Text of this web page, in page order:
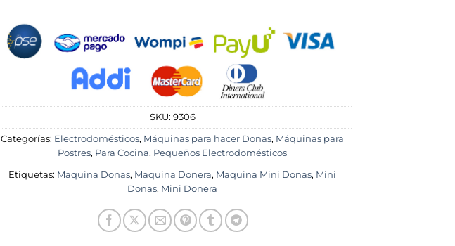
SKU: 9306
Categorías: Electrodomésticos, Máquinas para hacer Donas, Máquinas para
Postres, Para Cocina, Pequeños Electrodomésticos
Etiquetas: Maquina Donas, Maquina Donera, Maquina Mini Donas, Mini
Donas, Mini Donera